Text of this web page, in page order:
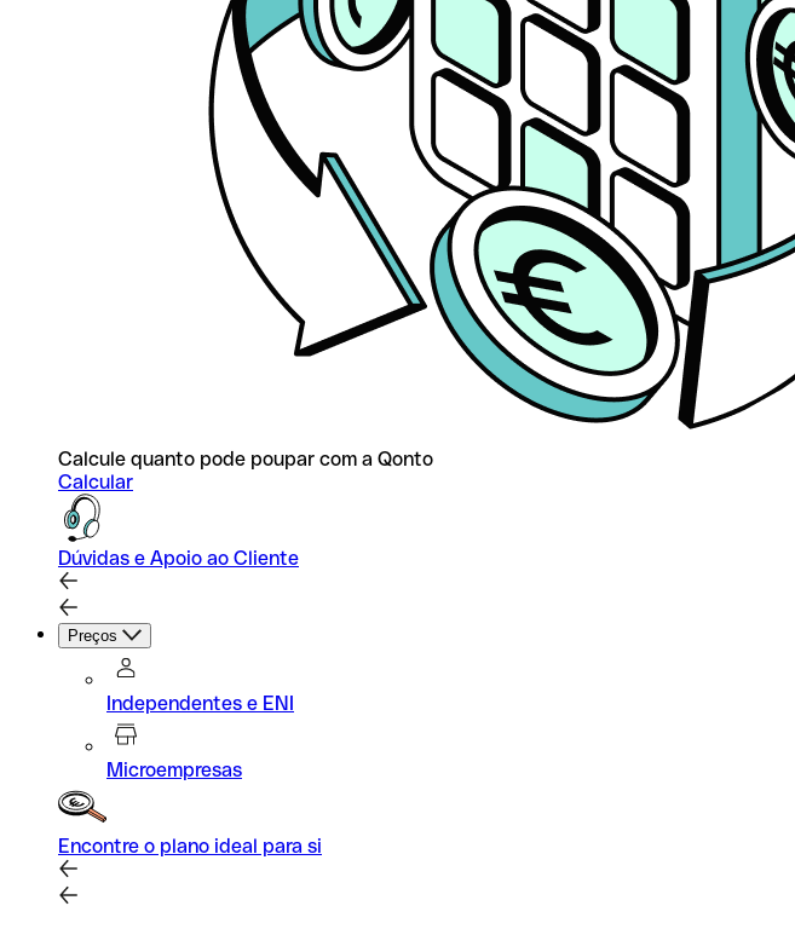
Calcule quanto pode poupar com a Qonto
Calcular
Dúvidas e Apoio ao Cliente
Preços
Independentes e ENI
Microempresas
Encontre o plano ideal para si